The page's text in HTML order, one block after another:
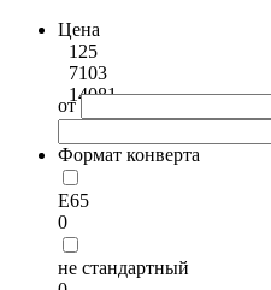
Цена
125
7103
14081
от
Формат конверта
Е65
0
не стандартный